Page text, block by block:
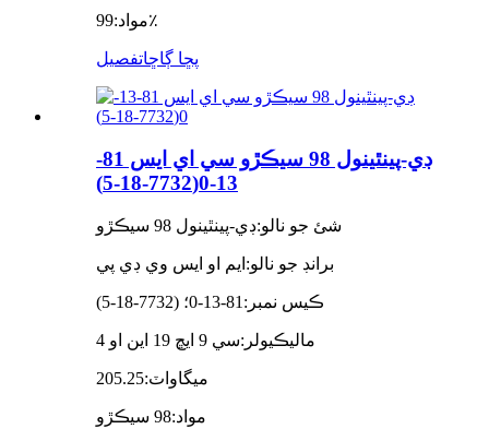
مواد:99٪
پڇا ڳاڇاتفصيل
ڊي-پينٿينول 98 سيڪڙو سي اي ايس 81-
13-0(7732-18-5)
شئ جو نالو:ڊي-پينٿينول 98 سيڪڙو
برانڊ جو نالو: ايم او ايس وي ڊي پي
ڪيس نمبر:81-13-0؛ (7732-18-5)
ماليڪيولر:سي 9 ايڇ 19 اين او 4
ميگاواٽ:205.25
مواد:98 سيڪڙو